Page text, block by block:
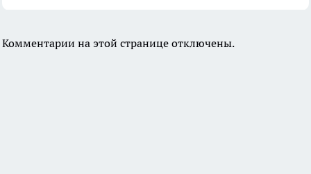
Комментарии на этой странице отключены.